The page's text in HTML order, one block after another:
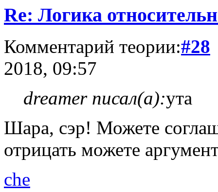
Re: Логика
Комментарий теории:#28
2018, 09:57
dreamer писал(а):ута
Шара, сэр! Можете
отрицать можете
che